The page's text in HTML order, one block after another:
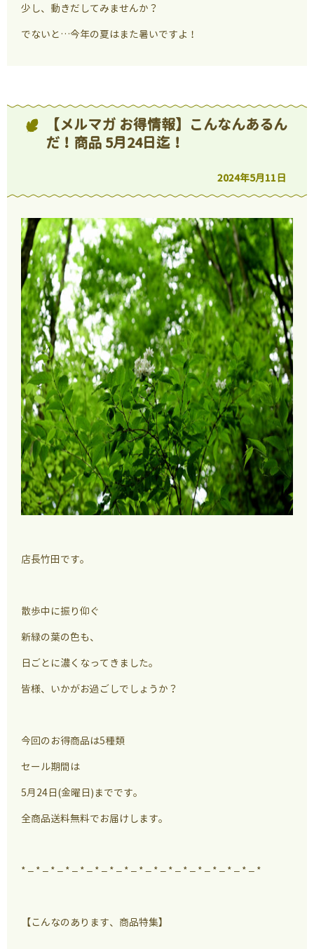
少し、動きだしてみませんか？
でないと…今年の夏はまた暑いですよ！
【メルマガ お得情報】こんなんあるん
だ！商品 5月24日迄！
2024年5月11日
店長竹田です。
散歩中に振り仰ぐ
新緑の葉の色も、
日ごとに濃くなってきました。
皆様、いかがお過ごしでしょうか？
今回のお得商品は5種類
セール期間は
5月24日(金曜日)までです。
全商品送料無料でお届けします。
* – * – * – * – * – * – * – * – * – * – * – * – * – * – * – * – *
【こんなのあります、商品特集】